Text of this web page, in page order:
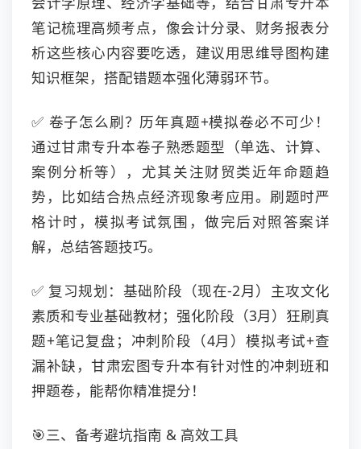
笔记梳理高频考点，像会计分录、财务报表分
析这些核心内容要吃透，建议用思维导图构建
知识框架，搭配错题本强化薄弱环节。
✅ 卷子怎么刷？历年真题+模拟卷必不可少！
通过甘肃专升本卷子熟悉题型（单选、计算、
案例分析等），尤其关注财贸类近年命题趋
势，比如结合热点经济现象考应用。刷题时严
格计时，模拟考试氛围，做完后对照答案详
解，总结答题技巧。
✅ 复习规划：基础阶段（现在-2月）主攻文化
素质和专业基础教材；强化阶段（3月）狂刷真
题+笔记复盘；冲刺阶段（4月）模拟考试+查
漏补缺，甘肃宏图专升本有针对性的冲刺班和
押题卷，能帮你精准提分！
🎯三、备考避坑指南 & 高效工具